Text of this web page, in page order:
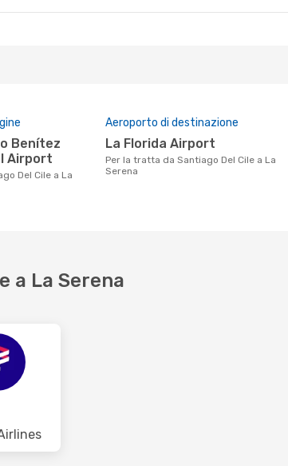
Airport
Aeroporto di destinazione
La Florida Airport
Per la tratta da Santiago Del Cile a La
Serena
a La Serena